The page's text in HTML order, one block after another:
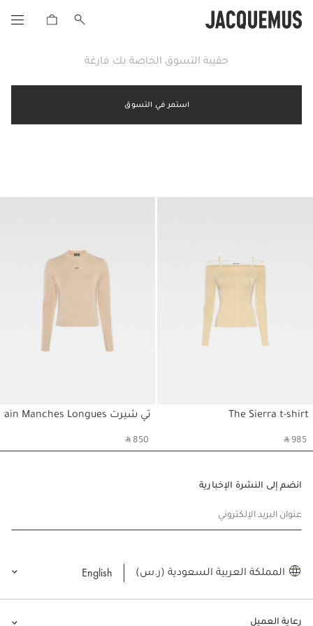
حقيبة التسوق الخاصة بك فارغة
استمر في التسوق
The Sierra t-shirt
حسابي
‎ ⃁ 985 ‎
تي شيرت Le T-Shirt Gros Grain Manches Longues
حسابي
‎ ⃁ 850 ‎
رعاية العميل
انضم إلى النشرة الإخبارية
عنوان البريد الإلكتروني
المملكة العربية السعودية (ر.س) English